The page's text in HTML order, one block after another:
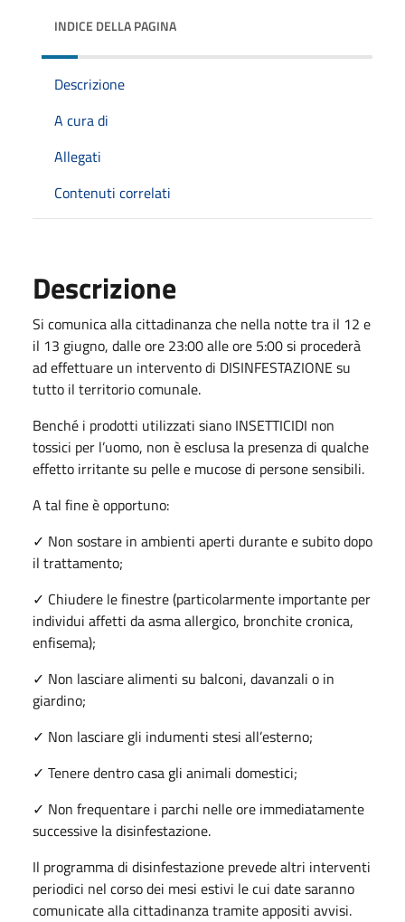
INDICE DELLA PAGINA
Descrizione
A cura di
Allegati
Contenuti correlati
Descrizione
Si comunica alla cittadinanza che nella notte tra il 12 e
il 13 giugno, dalle ore 23:00 alle ore 5:00 si procederà
ad effettuare un intervento di DISINFESTAZIONE su
tutto il territorio comunale.
Benché i prodotti utilizzati siano INSETTICIDI non
tossici per l’uomo, non è esclusa la presenza di qualche
effetto irritante su pelle e mucose di persone sensibili.
A tal fine è opportuno:
✓ Non sostare in ambienti aperti durante e subito dopo
il trattamento;
✓ Chiudere le finestre (particolarmente importante per
individui affetti da asma allergico, bronchite cronica,
enfisema);
✓ Non lasciare alimenti su balconi, davanzali o in
giardino;
✓ Non lasciare gli indumenti stesi all’esterno;
✓ Tenere dentro casa gli animali domestici;
✓ Non frequentare i parchi nelle ore immediatamente
successive la disinfestazione.
Il programma di disinfestazione prevede altri interventi
periodici nel corso dei mesi estivi le cui date saranno
comunicate alla cittadinanza tramite appositi avvisi.